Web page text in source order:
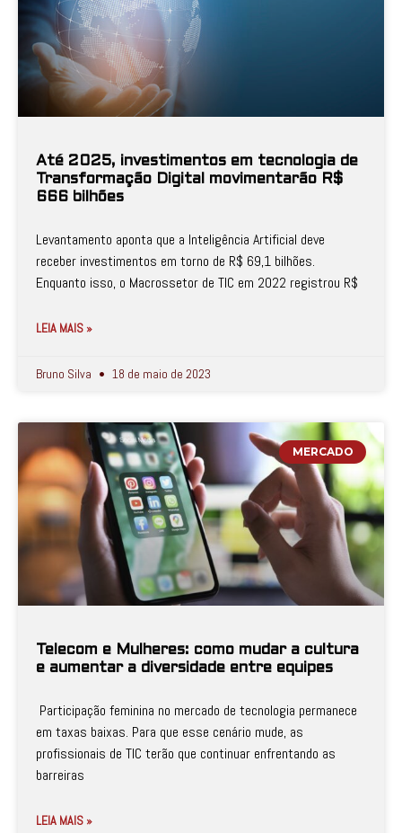
Até 2025, investimentos em tecnologia de
Transformação Digital movimentarão R$
666 bilhões
Levantamento aponta que a Inteligência Artificial deve
receber investimentos em torno de R$ 69,1 bilhões.
Enquanto isso, o Macrossetor de TIC em 2022 registrou R$
LEIA MAIS »
Bruno Silva 18 de maio de 2023
MERCADO
Telecom e Mulheres: como mudar a cultura
e aumentar a diversidade entre equipes
Participação feminina no mercado de tecnologia permanece
em taxas baixas. Para que esse cenário mude, as
profissionais de TIC terão que continuar enfrentando as
barreiras
LEIA MAIS »